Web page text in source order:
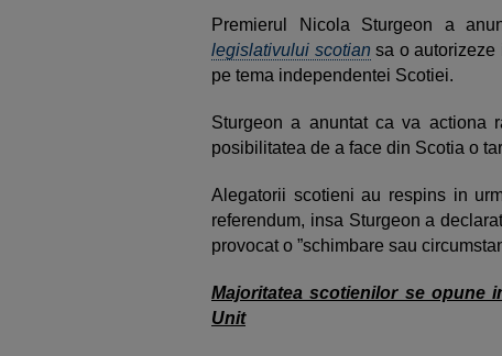
Premierul Nicola Sturgeon a
legislativului scotian sa o autorizeze
pe tema independentei Scotiei.
Sturgeon a anuntat ca va actiona
posibilitatea de a face din Scotia o
Alegatorii scotieni au respins in
referendum, insa Sturgeon a
provocat o ”schimbare sau
Majoritatea scotienilor se opune
Unit